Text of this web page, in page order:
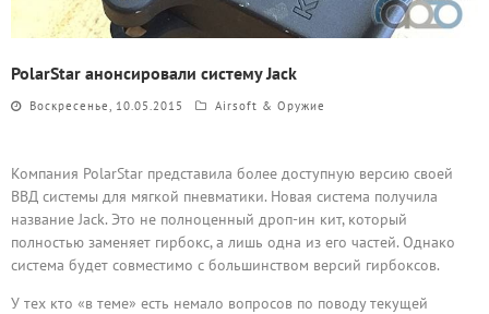
PolarStar анонсировали систему Jack
Воскресенье, 10.05.2015 Airsoft & Оружие
Компания PolarStar представила более доступную версию своей
ВВД системы для мягкой пневматики. Новая система получила
название Jack. Это не полноценный дроп-ин кит, который
полностью заменяет гирбокс, а лишь одна из его частей. Однако
система будет совместимо с большинством версий гирбоксов.
У тех кто «в теме» есть немало вопросов по поводу текущей